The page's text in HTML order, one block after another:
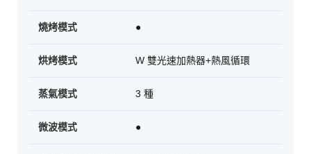
燒烤模式 ●
烘烤模式 W 雙光速加熱器+熱風循環
蒸氣模式 3 種
微波模式 ●